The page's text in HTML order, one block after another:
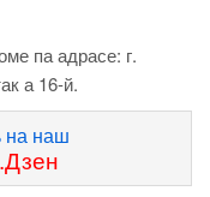
па адрасе: г.
а 16-й.
на наш